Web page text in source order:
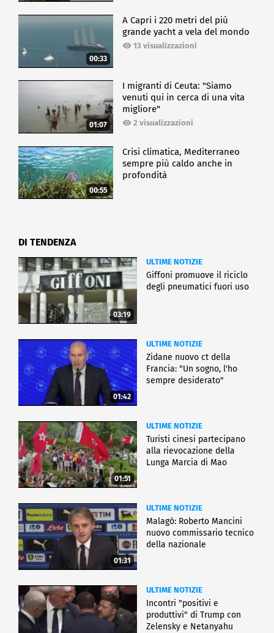
00:33
A Capri i 220 metri del più
grande yacht a vela del mondo
13 visualizzazioni
01:07
I migranti di Ceuta: "Siamo
venuti qui in cerca di una vita
migliore"
2 visualizzazioni
00:55
Crisi climatica, Mediterraneo
sempre più caldo anche in
profondità
DI TENDENZA
03:19
ULTIME NOTIZIE
Giffoni promuove il riciclo
degli pneumatici fuori uso
01:42
ULTIME NOTIZIE
Zidane nuovo ct della
Francia: "Un sogno, l'ho
sempre desiderato"
01:51
ULTIME NOTIZIE
Turisti cinesi partecipano
alla rievocazione della
Lunga Marcia di Mao
01:31
ULTIME NOTIZIE
Malagò: Roberto Mancini
nuovo commissario tecnico
della nazionale
ULTIME NOTIZIE
Incontri "positivi e
produttivi" di Trump con
Zelensky e Netanyahu